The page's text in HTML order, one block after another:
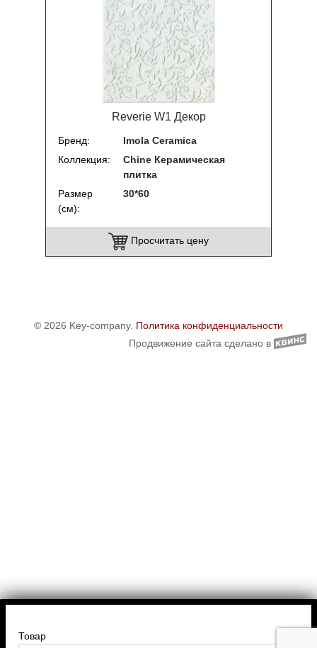
Reverie W1 Декор
Бренд
Imola Ceramica
Коллекция
Chine Керамическая
плитка
Размер
(см)
30*60
Просчитать цену
© 2026 Key-company. Политика конфиденциальности
Продвижение сайта сделано в
Товар